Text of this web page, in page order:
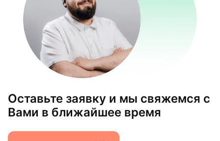
Оставьте заявку и мы свяжемся с
Вами в ближайшее время